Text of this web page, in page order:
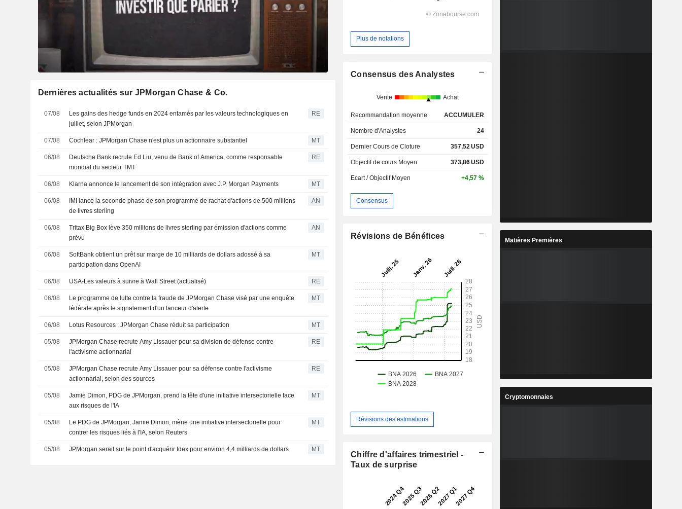
Dernières actualités sur JPMorgan Chase & Co.
07/08
Les gains des hedge funds en 2024 entamés par les valeurs technologiques en
juillet, selon JPMorgan
RE
07/08 Cochlear : JPMorgan Chase n'est plus un actionnaire substantiel MT
06/08
Deutsche Bank recrute Ed Liu, venu de Bank of America, comme responsable
mondial du secteur TMT
RE
06/08 Klarna annonce le lancement de son intégration avec J.P. Morgan Payments MT
06/08
IMI lance la seconde phase de son programme de rachat d'actions de 500 millions
de livres sterling
AN
06/08
Tritax Big Box lève 350 millions de livres sterling par émission d'actions comme
prévu
AN
06/08
SoftBank obtient un prêt sur marge de 10 milliards de dollars adossé à sa
participation dans OpenAI
MT
06/08 USA-Les valeurs à suivre à Wall Street (actualisé) RE
06/08
Le programme de lutte contre la fraude de JPMorgan Chase visé par une enquête
fédérale après le signalement d'un lanceur d'alerte
MT
06/08 Lotus Resources : JPMorgan Chase réduit sa participation MT
05/08
JPMorgan Chase recrute Amy Lissauer pour sa division de défense contre
l'activisme actionnarial
RE
05/08
JPMorgan Chase recrute Amy Lissauer pour sa défense contre l'activisme
actionnarial, selon des sources
RE
05/08
Jamie Dimon, PDG de JPMorgan, prend la tête d'une initiative intersectorielle face
aux risques de l'IA
MT
05/08
Le PDG de JPMorgan, Jamie Dimon, mène une initiative intersectorielle pour
contrer les risques liés à l'IA, selon Reuters
MT
05/08 JPMorgan serait sur le point d'acquérir Idex pour environ 4,4 milliards de dollars MT
Plus de notations
Consensus des Analystes
Vente Achat
Recommandation moyenne ACCUMULER
Nombre d'Analystes 24
Dernier Cours de Cloture 357,52USD
Objectif de cours Moyen 373,86USD
Ecart / Objectif Moyen +4,57 %
Consensus
Révisions de Bénéfices
Révisions des estimations
Chiffre d'affaires trimestriel -
Taux de surprise
Matières Premières
Cryptomonnaies